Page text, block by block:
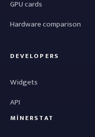
GPU cards
Hardware comparison
DEVELOPERS
Widgets
API
MINERSTAT